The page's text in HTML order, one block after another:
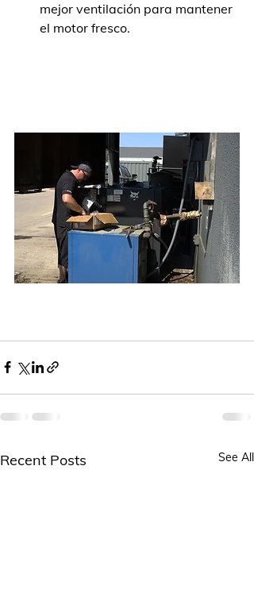
mejor ventilación para mantener
el motor fresco.
Recent Posts See All